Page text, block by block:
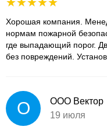
Хорошая компания.
нормам пожарной
где выпадающий порог.
без повреждений.
О
ООО Вектор
19 июля